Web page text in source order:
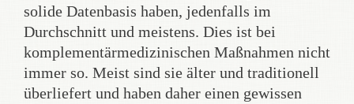
solide Datenbasis haben, jedenfalls im
Durchschnitt und meistens. Dies ist bei
komplementärmedizinischen Maßnahmen nicht
immer so. Meist sind sie älter und traditionell
überliefert und haben daher einen gewissen